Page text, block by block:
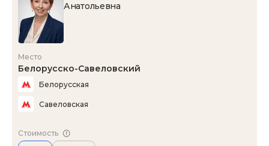
Анатольевна
Место
Белорусско-Савеловский
Белорусская
Савеловская
Стоимость